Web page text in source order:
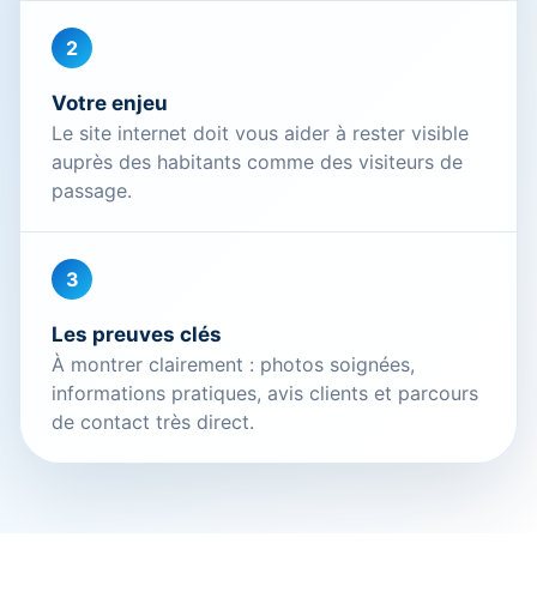
2
Votre enjeu
Le site internet doit vous aider à rester visible
auprès des habitants comme des visiteurs de
passage.
3
Les preuves clés
À montrer clairement : photos soignées,
informations pratiques, avis clients et parcours
de contact très direct.